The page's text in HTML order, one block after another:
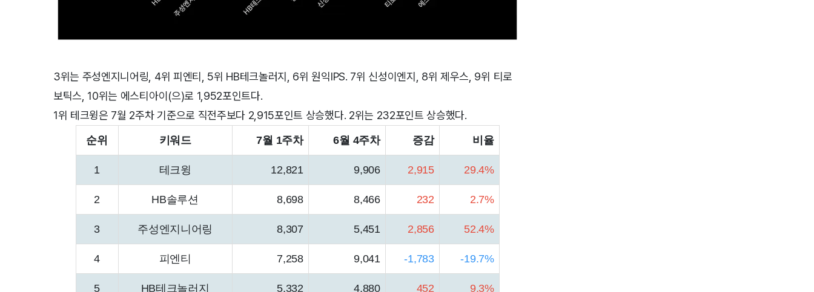
3위는 주성엔지니어링, 4위 피엔티, 5위 HB테크놀러지, 6위 원익IPS. 7위 신성이엔지, 8위 제우스, 9위 티로
보틱스, 10위는 에스티아이(으)로 1,952포인트다.
1위 테크윙은 7월 2주차 기준으로 직전주보다 2,915포인트 상승했다. 2위는 232포인트 상승했다.
순위 키워드 7월 1주차 6월 4주차 증감 비율
1 테크윙 12,821 9,906 2,915 29.4%
2 HB솔루션 8,698 8,466 232 2.7%
3 주성엔지니어링 8,307 5,451 2,856 52.4%
4 피엔티 7,258 9,041 -1,783 -19.7%
5 HB테크놀러지 5,332 4,880 452 9.3%